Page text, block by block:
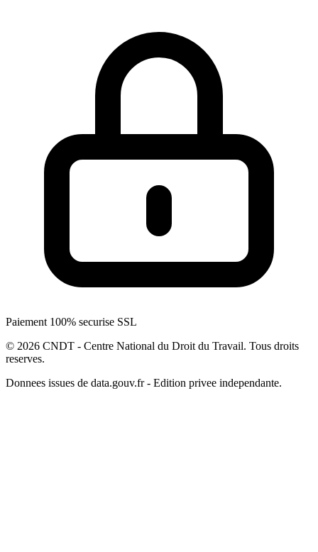
Paiement 100% securise SSL
© 2026 CNDT - Centre National du Droit du Travail. Tous droits
reserves.
Donnees issues de data.gouv.fr - Edition privee independante.